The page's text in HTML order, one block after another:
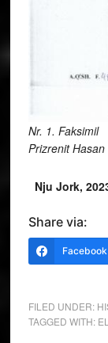
Nr. 1. Faksimil
Prizrenit Hasan
Nju Jork,
Share via:
Facebook
FILED UNDER:
TAGGED WITH: